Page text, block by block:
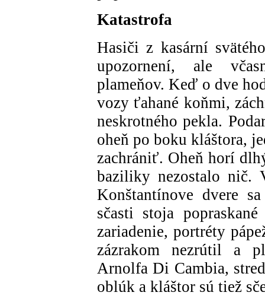
Katastrofa
Hasiči z kasární
upozornení, ale
plameňov. Keď o dve
vozy ťahané koňmi,
neskrotného pekla.
oheň po boku kláštora,
zachrániť. Oheň horí
baziliky nezostalo nič.
Konštantínove dvere
sčasti stoja
zariadenie, portréty
zázrakom nezrútil a
Arnolfa Di Cambia,
oblúk a kláštor sú tiež